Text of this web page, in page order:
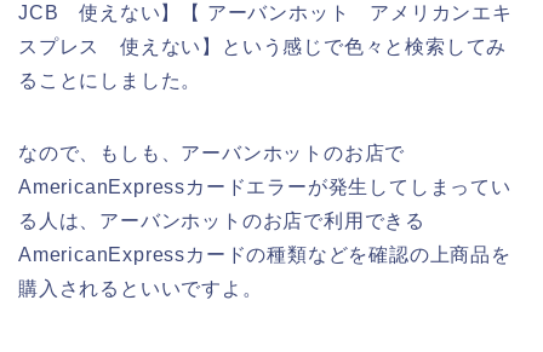
JCB 使えない】【 アーバンホット アメリカンエキ
スプレス 使えない】という感じで色々と検索してみ
ることにしました。
なので、もしも、アーバンホットのお店で
AmericanExpressカードエラーが発生してしまってい
る人は、アーバンホットのお店で利用できる
AmericanExpressカードの種類などを確認の上商品を
購入されるといいですよ。